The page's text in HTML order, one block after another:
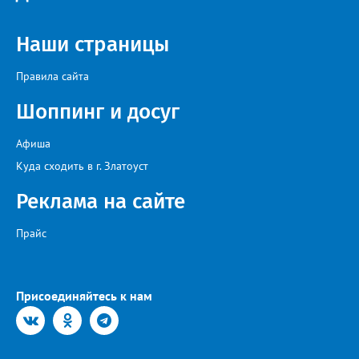
заинтересованными – от поставщика тепла до конечных
Наши страницы
Правила сайта
Шоппинг и досуг
Афиша
Куда сходить в г. Златоуст
Реклама на сайте
Прайс
Присоединяйтесь к нам